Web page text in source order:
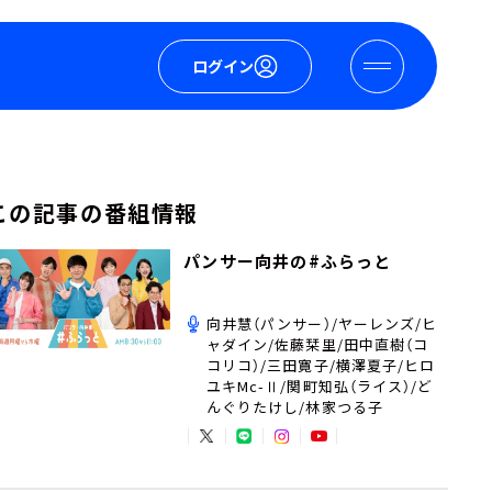
ログイン
の記事の番組情報
パンサー向井の#ふらっと
向井慧（パンサー）/ヤーレンズ/ヒ
ャダイン/佐藤栞里/田中直樹（コ
コリコ）/三田寛子/横澤夏子/ヒロ
ユキMc-Ⅱ/関町知弘（ライス）/ど
んぐりたけし/林家つる子